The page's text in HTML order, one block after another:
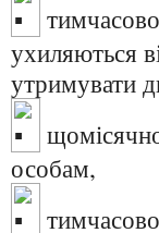
ухиляються
утримувати
особам,